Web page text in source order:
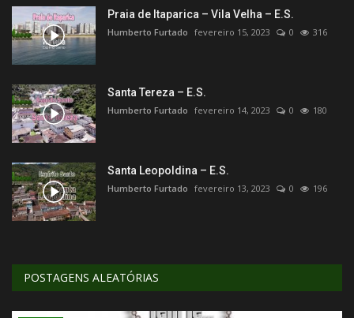
Praia de Itaparica – Vila Velha – E.S.
Humberto Furtado fevereiro 15, 2023 0 316
Santa Tereza – E.S.
Humberto Furtado fevereiro 14, 2023 0 180
Santa Leopoldina – E.S.
Humberto Furtado fevereiro 13, 2023 0 196
POSTAGENS ALEATÓRIAS